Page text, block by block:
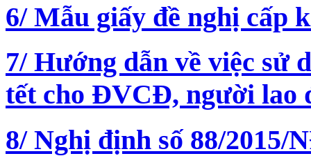
6/ Mẫu giấy đề nghị cấp
7/ Hướng dẫn về việc sử
tết cho ĐVCĐ, người lao
8/ Nghị định số 88/2015/